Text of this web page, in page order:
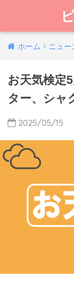
ホーム ニュー
お天気検定
ター、シャ
2025/05/15